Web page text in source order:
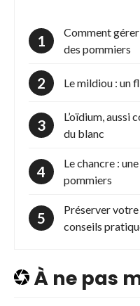
Comment
des pommiers
Le mildiou : un
L’oïdium, aussi
du blanc
Le chancre :
pommiers
Préserver
conseils
À ne pas